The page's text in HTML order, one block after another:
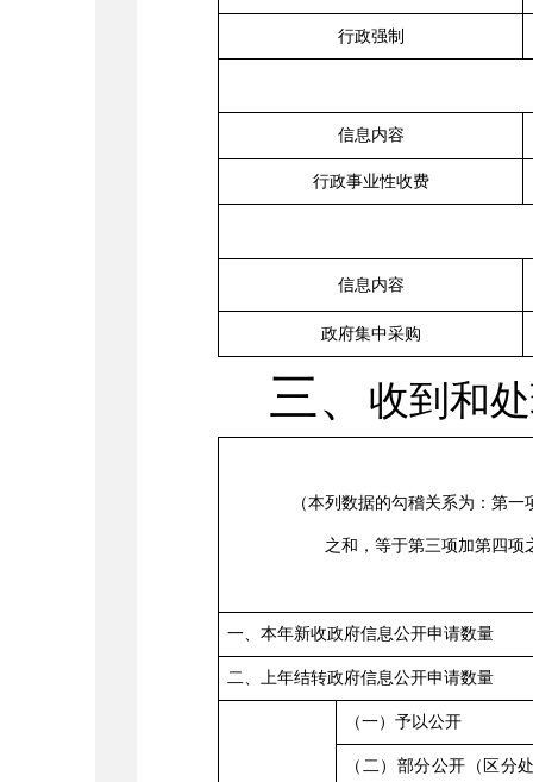
行政强制
信息内容
行政事业性收费
信息内容
政府集中采购
三、 收到和
（本列数据的勾稽关系为：第一
之和，等于第三项加第四项
一、本年新收政府信息公开申请数量
二、上年结转政府信息公开申请数量
（一）予以公开
（二）部分公开（区分